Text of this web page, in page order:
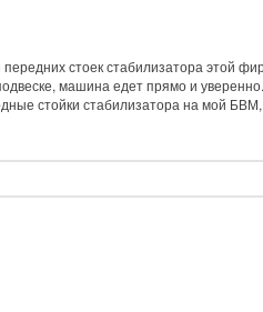
стоек стабилизатора этой
машина едет прямо и
стойки стабилизатора на мой